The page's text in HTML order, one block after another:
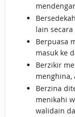
lain
Berpuasa
masuk ke
Berzikir
menghina,
Berzina
menikahi
walidain